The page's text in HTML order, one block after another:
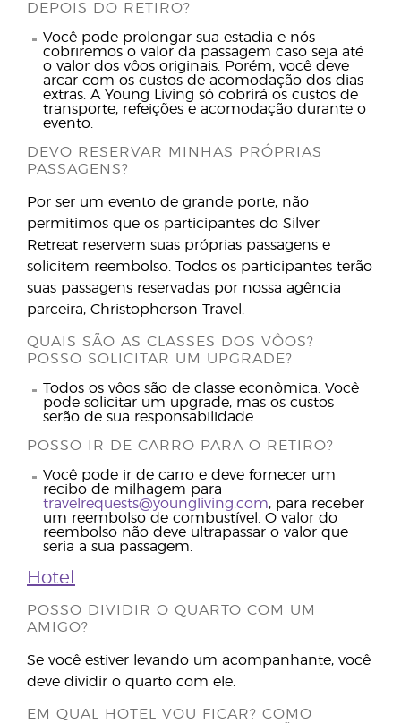
DEPOIS DO RETIRO?
Você pode prolongar sua estadia e nós
cobriremos o valor da passagem caso seja até
o valor dos vôos originais. Porém, você deve
arcar com os custos de acomodação dos dias
extras. A Young Living só cobrirá os custos de
transporte, refeições e acomodação durante o
evento.
DEVO RESERVAR MINHAS PRÓPRIAS
PASSAGENS?
Por ser um evento de grande porte, não
permitimos que os participantes do Silver
Retreat reservem suas próprias passagens e
solicitem reembolso. Todos os participantes terão
suas passagens reservadas por nossa agência
parceira, Christopherson Travel.
QUAIS SÃO AS CLASSES DOS VÔOS?
POSSO SOLICITAR UM UPGRADE?
Todos os vôos são de classe econômica. Você
pode solicitar um upgrade, mas os custos
serão de sua responsabilidade.
POSSO IR DE CARRO PARA O RETIRO?
Você pode ir de carro e deve fornecer um
recibo de milhagem para
travelrequests@youngliving.com, para receber
um reembolso de combustível. O valor do
reembolso não deve ultrapassar o valor que
seria a sua passagem.
Hotel
POSSO DIVIDIR O QUARTO COM UM
AMIGO?
Se você estiver levando um acompanhante, você
deve dividir o quarto com ele.
EM QUAL HOTEL VOU FICAR? COMO